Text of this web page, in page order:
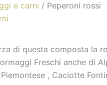
e carni / Peperoni rossi
di questa composta la
Freschi anche di
, Caciotte